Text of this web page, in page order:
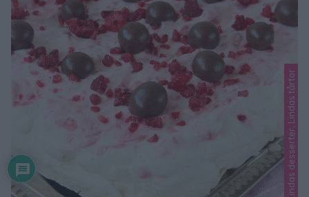
Lindas desserter, Lindas tårtor